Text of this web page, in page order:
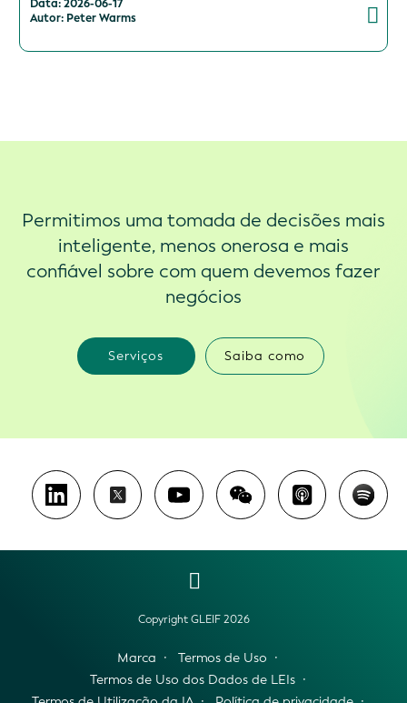
Data: 2026-06-17
Autor: Peter Warms
Permitimos uma tomada de decisões mais
inteligente, menos onerosa e mais
confiável sobre com quem devemos fazer
negócios
Serviços Saiba como
Copyright GLEIF 2026
Marca
Termos de Uso
Termos de Uso dos Dados de LEIs